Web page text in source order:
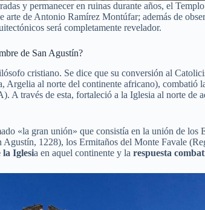
y permanecer en ruinas durante años, el
arte de Antonio Ramírez Montúfar; además de
será completamente revelador.
de San Agustín?
cristiano. Se dice que su conversión al
Argelia al norte del continente africano),
A través de esta, fortaleció a la Iglesia al norte
«la gran unión» que consistía en la unión de
1228), los Ermitaños del Monte Favale
la Iglesia en aquel continente y la respuesta